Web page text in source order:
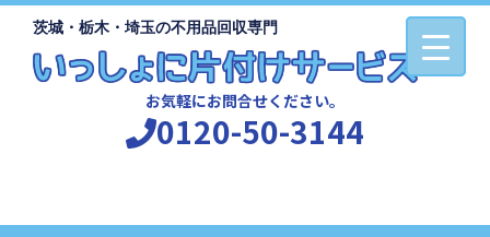
茨城・栃木・埼玉の不用品回収専門
お気軽にお問合せください。
0120-50-3144